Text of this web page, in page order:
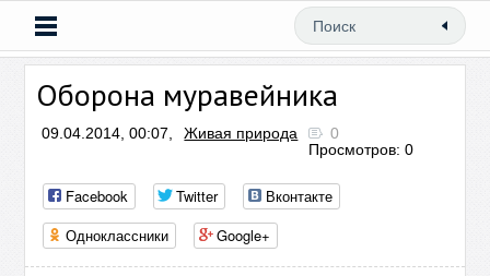
Оборона муравейника
09.04.2014, 00:07, Живая природа
0
Просмотров: 0
Facebook Twitter
Вконтакте
Одноклассники
Google+